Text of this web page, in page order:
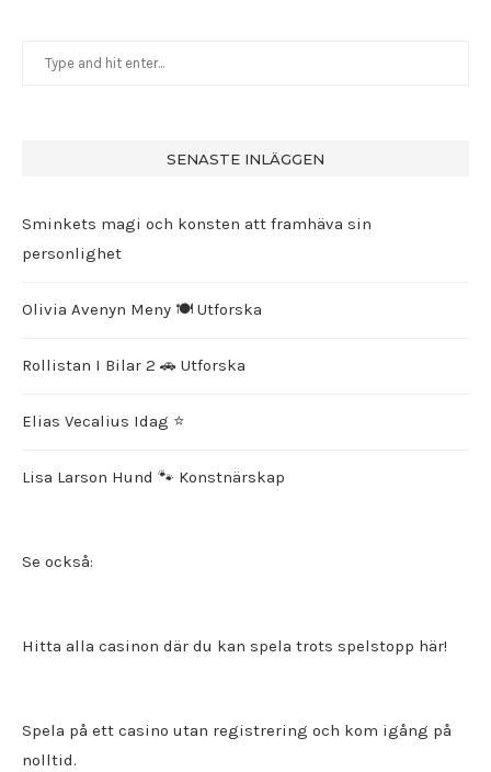
SENASTE INLÄGGEN
Sminkets magi och konsten att framhäva sin
personlighet
Olivia Avenyn Meny 🍽️ Utforska
Rollistan I Bilar 2 🚗 Utforska
Elias Vecalius Idag ⭐️
Lisa Larson Hund 🐾 Konstnärskap
Se också:
Hitta alla casinon där du kan spela trots spelstopp här!
Spela på ett casino utan registrering och kom igång på
nolltid.